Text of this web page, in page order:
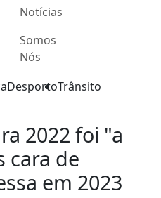
Notícias
Somos
Nós
DesportoTrânsito
2022 foi "a
cara de
em 2023